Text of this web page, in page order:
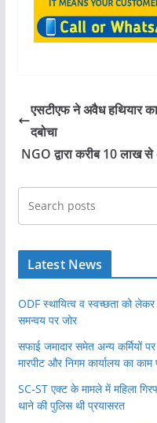
एसटीएफ ने अवैध हथियार
दबोचा
NGO द्वारा करीब 10 लाख
Latest News
ODF स्थायित्व व स्वच्छता को लेकर
समन्वय पर जोर
सफाई जमादार समेत अन्य कर्मियों
मारपीट और निगम कार्यालय का
SC-ST एक्ट के मामले में महिला
थाने की पुलिस थी प्रयासरत